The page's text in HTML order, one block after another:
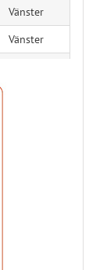
Vänster
Vänster